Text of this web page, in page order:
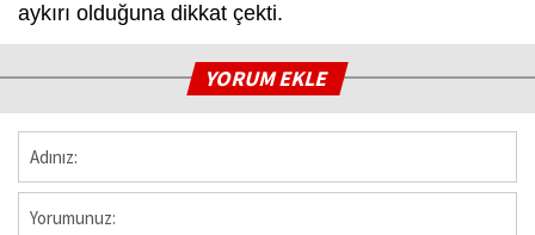
aykırı olduğuna dikkat çekti.
YORUM EKLE